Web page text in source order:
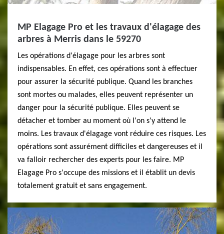
MP Elagage Pro et les travaux d'élagage des
arbres à Merris dans le 59270
Les opérations d'élagage pour les arbres sont
indispensables. En effet, ces opérations sont à effectuer
pour assurer la sécurité publique. Quand les branches
sont mortes ou malades, elles peuvent représenter un
danger pour la sécurité publique. Elles peuvent se
détacher et tomber au moment où l'on s'y attend le
moins. Les travaux d'élagage vont réduire ces risques. Les
opérations sont assurément difficiles et dangereuses et il
va falloir rechercher des experts pour les faire. MP
Elagage Pro s'occupe des missions et il établit un devis
totalement gratuit et sans engagement.